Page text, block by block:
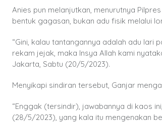
Anies pun melanjutkan, menurutnya
bentuk gagasan, bukan adu fisik melalui
“Gini, kalau tantangannya adalah adu lari
rekam jejak, maka Insya Allah kami
Jakarta, Sabtu (20/5/2023).
Menyikapi sindiran tersebut, Ganjar
“Enggak (tersindir), jawabannya di kaos
(28/5/2023), yang kala itu mengenakan